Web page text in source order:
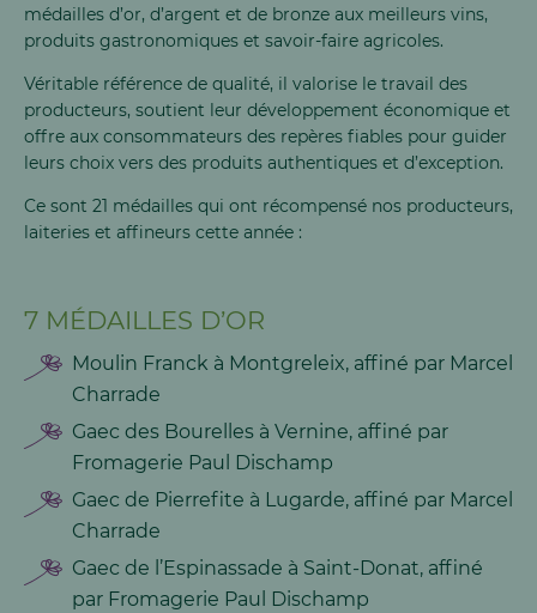
médailles d’or, d’argent et de bronze aux meilleurs vins,
produits gastronomiques et savoir-faire agricoles.
Véritable référence de qualité, il valorise le travail des
producteurs, soutient leur développement économique et
offre aux consommateurs des repères fiables pour guider
leurs choix vers des produits authentiques et d’exception.
Ce sont 21 médailles qui ont récompensé nos producteurs,
laiteries et affineurs cette année :
7 MÉDAILLES D’OR
Moulin Franck à Montgreleix, affiné par Marcel
Charrade
Gaec des Bourelles à Vernine, affiné par
Fromagerie Paul Dischamp
Gaec de Pierrefite à Lugarde, affiné par Marcel
Charrade
Gaec de l’Espinassade à Saint-Donat, affiné
par Fromagerie Paul Dischamp